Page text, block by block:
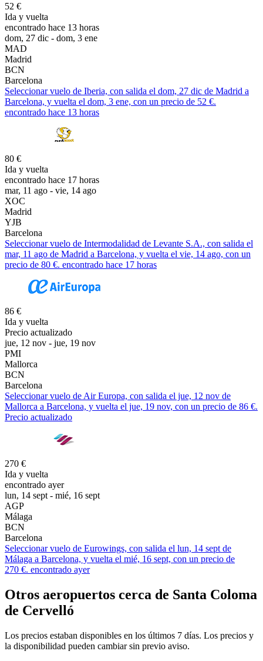
52 €
Ida y vuelta
encontrado hace 13 horas
dom, 27 dic - dom, 3 ene
MAD
Madrid
BCN
Barcelona
Seleccionar vuelo de Iberia, con salida el dom, 27 dic de Madrid a
Barcelona, y vuelta el dom, 3 ene, con un precio de 52 €.
encontrado hace 13 horas
80 €
Ida y vuelta
encontrado hace 17 horas
mar, 11 ago - vie, 14 ago
XOC
Madrid
YJB
Barcelona
Seleccionar vuelo de Intermodalidad de Levante S.A., con salida el
mar, 11 ago de Madrid a Barcelona, y vuelta el vie, 14 ago, con un
precio de 80 €. encontrado hace 17 horas
86 €
Ida y vuelta
Precio actualizado
jue, 12 nov - jue, 19 nov
PMI
Mallorca
BCN
Barcelona
Seleccionar vuelo de Air Europa, con salida el jue, 12 nov de
Mallorca a Barcelona, y vuelta el jue, 19 nov, con un precio de 86 €.
Precio actualizado
270 €
Ida y vuelta
encontrado ayer
lun, 14 sept - mié, 16 sept
AGP
Málaga
BCN
Barcelona
Seleccionar vuelo de Eurowings, con salida el lun, 14 sept de
Málaga a Barcelona, y vuelta el mié, 16 sept, con un precio de
270 €. encontrado ayer
Otros aeropuertos cerca de Santa Coloma
de Cervelló
Los precios estaban disponibles en los últimos 7 días. Los precios y
la disponibilidad pueden cambiar sin previo aviso.